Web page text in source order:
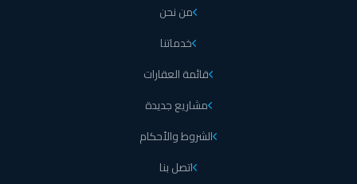
من نحن
خدماتنا
قائمة العقارات
مشاريع جديدة
الشروط والأحكام
اتصل بنا